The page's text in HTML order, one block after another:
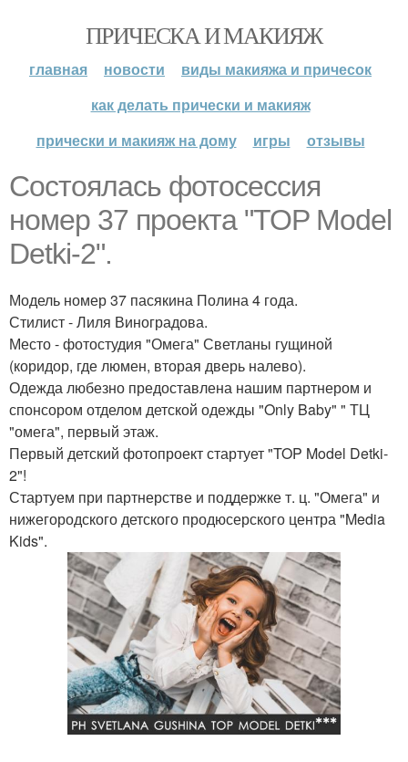
ПРИЧЕСКА И МАКИЯЖ
главная новости
виды макияжа и причесок
как делать прически и макияж
прически и макияж на дому
игры отзывы
Состоялась фотосессия
номер 37 проекта "TOP Model
Detki-2".
Модель номер 37 пасякина Полина 4 года.
Стилист - Лиля Виноградова.
Место - фотостудия "Омега" Светланы гущиной
(коридор, где люмен, вторая дверь налево).
Одежда любезно предоставлена нашим партнером и
спонсором отделом детской одежды "Only Baby" " ТЦ
"омега", первый этаж.
Первый детский фотопроект стартует "TOP Model Detki-
2"!
Стартуем при партнерстве и поддержке т. ц. "Омега" и
нижегородского детского продюсерского центра "Media
Kids".